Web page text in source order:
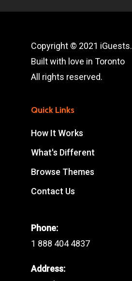
Copyright © 2021 iGuests.
Built with love in Toronto
All rights reserved.
Quick Links
How It Works
What's Different
Browse Themes
Contact Us
Phone:
1 888 404 4837
Address: